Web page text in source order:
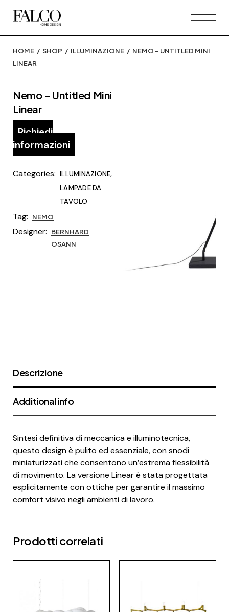
HOME SHOP ILLUMINAZIONE
NEMO – UNTITLED MINI
LINEAR
Nemo – Untitled Mini
Linear
Richiedi
informazioni
Categories: ILLUMINAZIONE,
LAMPADE DA
TAVOLO
Tag: NEMO
Designer:
BERNHARD
OSANN
Descrizione
Additional info
Sintesi definitiva di meccanica e illuminotecnica,
questo design è pulito ed essenziale, con snodi
miniaturizzati che consentono un’estrema flessibilità
di movimento. La versione Linear è stata progettata
esplicitamente con ottiche per garantire il massimo
comfort visivo negli ambienti di lavoro.
Prodotti correlati